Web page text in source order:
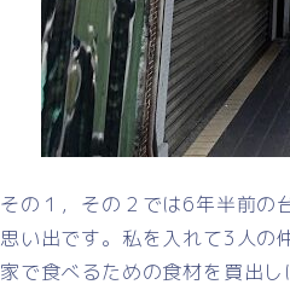
その１，その２では6年半前の
思い出です。私を入れて3人の
家で食べるための食材を買出